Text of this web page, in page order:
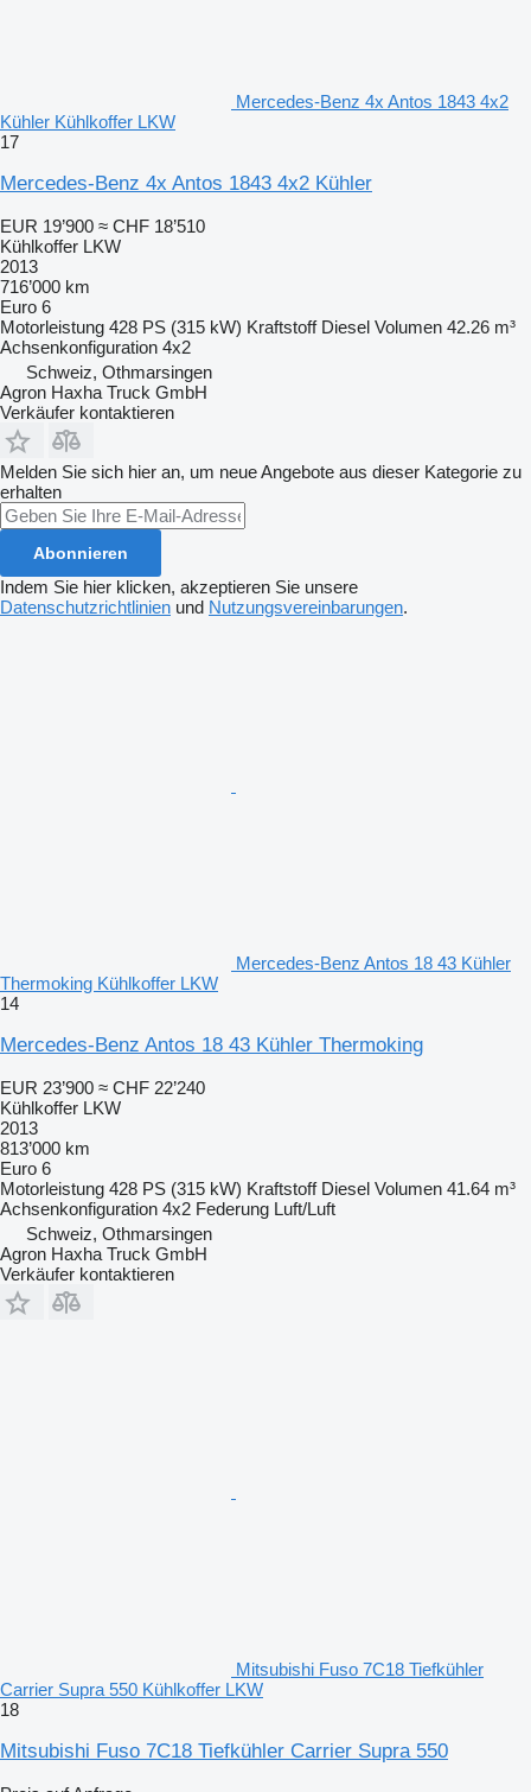
Mercedes-Benz 4x Antos 1843 4x2
Kühler Kühlkoffer LKW
17
Mercedes-Benz 4x Antos 1843 4x2 Kühler
EUR 19’900 ≈ CHF 18’510
Kühlkoffer LKW
2013
716’000 km
Euro 6
Motorleistung 428 PS (315 kW) Kraftstoff Diesel Volumen 42.26 m³
Achsenkonfiguration 4x2
Schweiz, Othmarsingen
Agron Haxha Truck GmbH
Verkäufer kontaktieren
Melden Sie sich hier an, um neue Angebote aus dieser Kategorie zu
erhalten
Abonnieren
Indem Sie hier klicken, akzeptieren Sie unsere
Datenschutzrichtlinien und Nutzungsvereinbarungen.
Mercedes-Benz Antos 18 43 Kühler
Thermoking Kühlkoffer LKW
14
Mercedes-Benz Antos 18 43 Kühler Thermoking
EUR 23’900 ≈ CHF 22’240
Kühlkoffer LKW
2013
813’000 km
Euro 6
Motorleistung 428 PS (315 kW) Kraftstoff Diesel Volumen 41.64 m³
Achsenkonfiguration 4x2 Federung Luft/Luft
Schweiz, Othmarsingen
Agron Haxha Truck GmbH
Verkäufer kontaktieren
Mitsubishi Fuso 7C18 Tiefkühler
Carrier Supra 550 Kühlkoffer LKW
18
Mitsubishi Fuso 7C18 Tiefkühler Carrier Supra 550